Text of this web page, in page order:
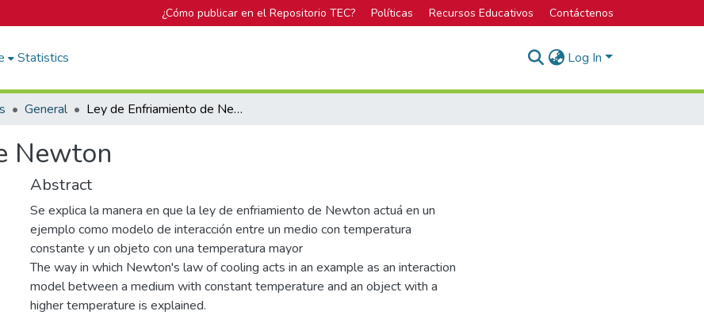
¿Cómo publicar en el Repositorio TEC? Políticas Recursos Educativos Contáctenos
Statistics Log In
General Ley de Enfriamiento de Newton
Newton
Abstract
Se explica la manera en que la ley de enfriamiento de Newton actuá en un
ejemplo como modelo de interacción entre un medio con temperatura
constante y un objeto con una temperatura mayor
The way in which Newton's law of cooling acts in an example as an interaction
model between a medium with constant temperature and an object with a
higher temperature is explained.